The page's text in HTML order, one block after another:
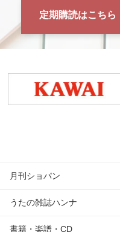
定期購読はこちら
月刊ショパン
うたの雑誌ハンナ
書籍・楽譜・CD